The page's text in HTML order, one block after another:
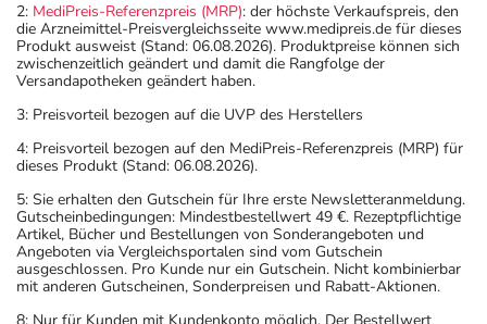
2: MediPreis-Referenzpreis (MRP): der höchste Verkaufspreis, den
die Arzneimittel-Preisvergleichsseite www.medipreis.de für dieses
Produkt ausweist (Stand: 06.08.2026). Produktpreise können sich
zwischenzeitlich geändert und damit die Rangfolge der
Versandapotheken geändert haben.
3: Preisvorteil bezogen auf die UVP des Herstellers
4: Preisvorteil bezogen auf den MediPreis-Referenzpreis (MRP) für
dieses Produkt (Stand: 06.08.2026).
5: Sie erhalten den Gutschein für Ihre erste Newsletteranmeldung.
Gutscheinbedingungen: Mindestbestellwert 49 €. Rezeptpflichtige
Artikel, Bücher und Bestellungen von Sonderangeboten und
Angeboten via Vergleichsportalen sind vom Gutschein
ausgeschlossen. Pro Kunde nur ein Gutschein. Nicht kombinierbar
mit anderen Gutscheinen, Sonderpreisen und Rabatt-Aktionen.